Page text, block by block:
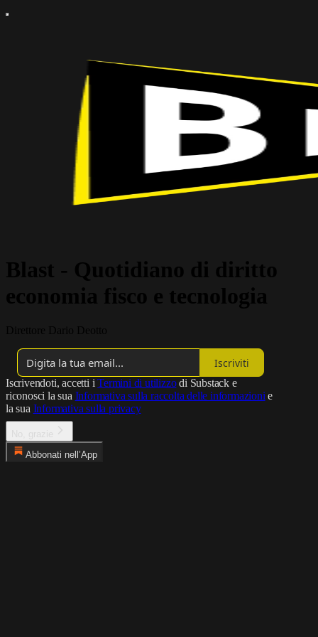
Iscriviti
Iscrivendoti, accetti iTermini di utilizzodi Substack e
riconosci la sua Informativa sulla raccolta delle informazionie
la sua Informativa sulla privacy
Abbonati nell’App